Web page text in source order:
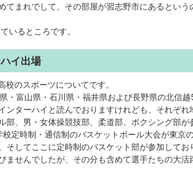
てまれでして、その部屋が習志野市にあるとい
いるところです。
イ出場
のスポーツについてです。
・富山県・石川県・福井県および長野県の北信
ンターハイと読んでおりますけれども、それぞ
部、男・女体操競技部、柔道部、ボクシング部が
定時制・通信制のバスケットボール大会が東京
そしてここに定時制のバスケット部が参加してお
ませんでしたが、その分も含めて選手たちの大